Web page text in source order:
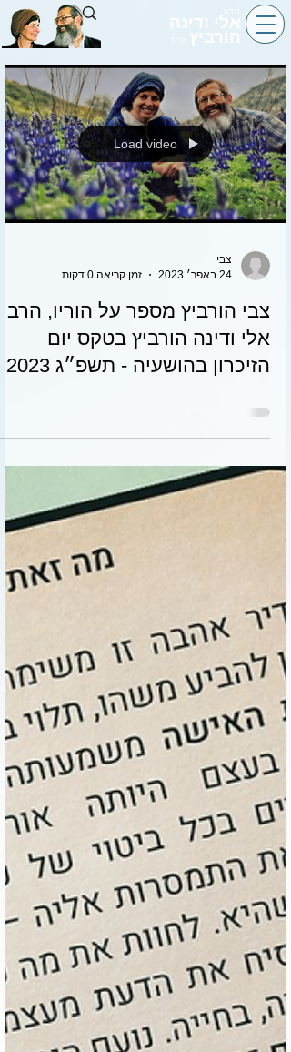
אלי ודינה
הורביץ הי״ד
Load video
צבי
24 באפר׳ 2023
זמן קריאה 0 דקות
צבי הורביץ מספר על הוריו, הרב
אלי ודינה הורביץ בטקס יום
הזיכרון בהושעיה - תשפ״ג 2023